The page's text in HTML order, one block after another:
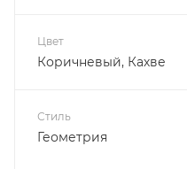
Цвет
Коричневый, Кахве
Стиль
Геометрия